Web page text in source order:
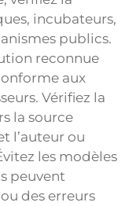
incubateurs,
publics.
reconnue
aux
Vérifiez la
la source
l’auteur ou
les modèles
peuvent
des erreurs